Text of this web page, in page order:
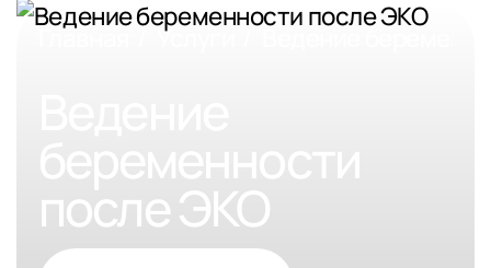
Главная Услуги
после ЭКО